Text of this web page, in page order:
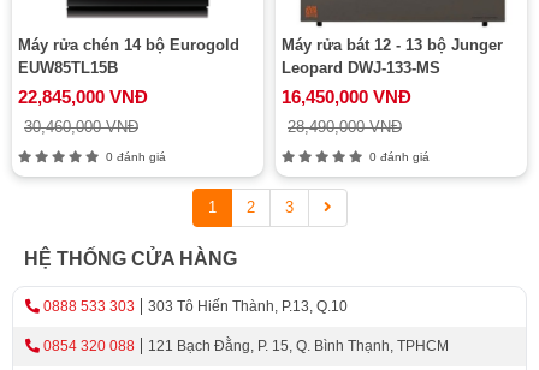
Máy rửa chén 14 bộ Eurogold
EUW85TL15B
22,845,000 VNĐ
30,460,000 VNĐ
0 đánh giá
Máy rửa bát 12 - 13 bộ Junger
Leopard DWJ-133-MS
16,450,000 VNĐ
28,490,000 VNĐ
0 đánh giá
1 2 3
HỆ THỐNG CỬA HÀNG
0888 533 303 303 Tô Hiến Thành, P.13, Q.10
0854 320 088 121 Bạch Đằng, P. 15, Q. Bình Thạnh, TPHCM